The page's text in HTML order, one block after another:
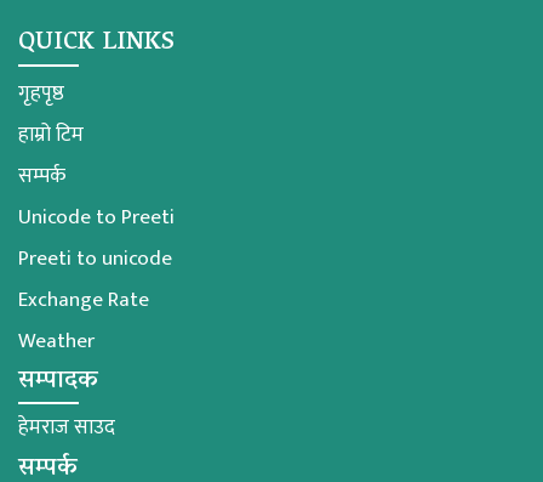
QUICK LINKS
गृहपृष्ठ
हाम्रो टिम
सम्पर्क
Unicode to Preeti
Preeti to unicode
Exchange Rate
Weather
सम्पादक
हेमराज साउद
सम्पर्क